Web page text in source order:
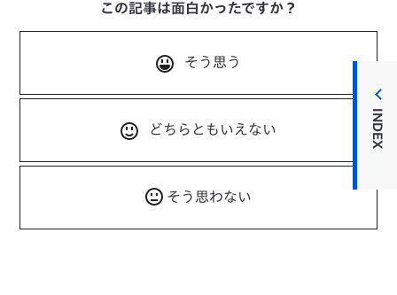
INDEX
この記事は面白かったですか？
そう思う
どちらともいえない
そう思わない